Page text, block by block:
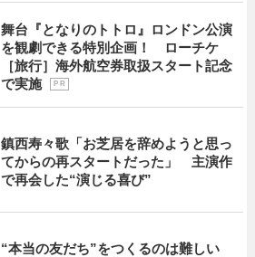
舞台『となりのトトロ』ロンドン公演
を観劇できる特別企画！ ローチケ
［旅行］海外航空券取扱スタート記念
で実施
P R
鎮西寿々歌「お芝居を辞めようと思っ
てからの再スタートだった」 主演作
で再会した“演じる喜び”
“本当の友だち”をつくるのは難しい